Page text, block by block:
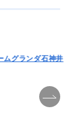
ムグランダ石神井